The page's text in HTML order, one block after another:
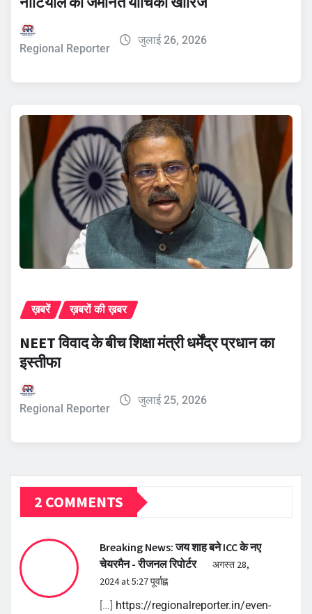
Regional Reporter
जुलाई 26, 2026
ख़बरें ख़बरों की ख़बर
NEET विवाद के बीच शिक्षा मंत्री धर्मेंद्र प्रधान का
इस्तीफा
Regional Reporter
जुलाई 25, 2026
2 COMMENTS
Breaking News: जय शाह बने ICC के नए
चेयरमैन - रीजनल रिपोर्टर
अगस्त 28,
2024 at 5:27 पूर्वाह्न
[…] https://regionalreporter.in/even-